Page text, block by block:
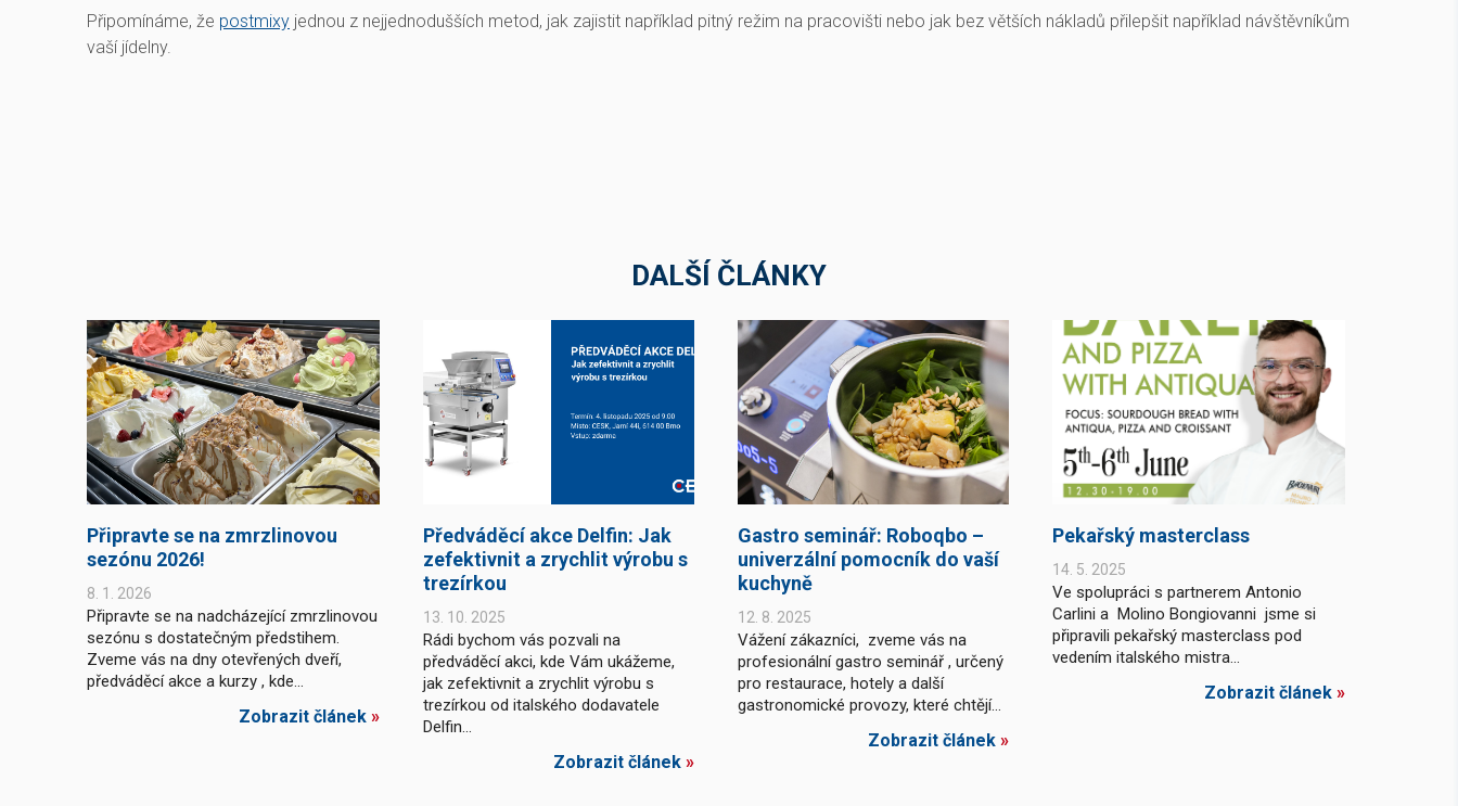
Připomínáme, že postmixy jednou z nejjednodušších metod, jak zajistit například pitný režim na pracovišti nebo jak bez větších nákladů přilepšit například návštěvníkům
vaší jídelny.
DALŠÍ ČLÁNKY
Připravte se na zmrzlinovou
sezónu 2026!
8. 1. 2026
Připravte se na nadcházející zmrzlinovou
sezónu s dostatečným předstihem.
Zveme vás na dny otevřených dveří,
předváděcí akce a kurzy , kde...
Zobrazit článek »
Předváděcí akce Delfin: Jak
zefektivnit a zrychlit výrobu s
trezírkou
13. 10. 2025
Rádi bychom vás pozvali na
předváděcí akci, kde Vám ukážeme,
jak zefektivnit a zrychlit výrobu s
trezírkou od italského dodavatele
Delfin...
Zobrazit článek »
Gastro seminář: Roboqbo –
univerzální pomocník do vaší
kuchyně
12. 8. 2025
Vážení zákazníci, zveme vás na
profesionální gastro seminář , určený
pro restaurace, hotely a další
gastronomické provozy, které chtějí...
Zobrazit článek »
Pekařský masterclass
14. 5. 2025
Ve spolupráci s partnerem Antonio
Carlini a Molino Bongiovanni jsme si
připravili pekařský masterclass pod
vedením italského mistra...
Zobrazit článek »